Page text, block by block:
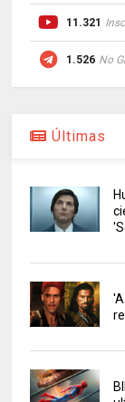
11.321
1.526 No
Últimas